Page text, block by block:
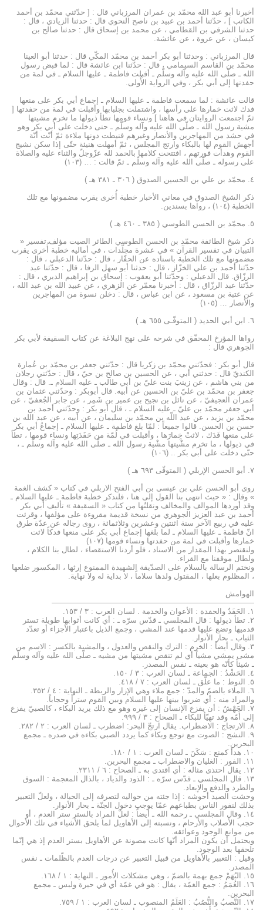
أخبرنا أبو عبد الله محمّد بن عمران المرزباني قال : [ حدّثني محمّد بن أحمد
الكاتب ] ، حدّثنا أحمد بن عبيد بن ناصح النحوي قال : حدثنا الزيادي ، قال :
حدثنا الشرقي بن القطامي ، عن محمد بن إسحاق قال : حدثنا صالح بن
كيسان ، عن عروة ، عن عائشة.
قال المرزباني : وحدثنا أبو بكر أحمد بن محمّد المكّي قال : حدثنا أبو العينا
محمّد بن القاسم السيمامي ، قال : حدّثنا ابن عائشة قال : لما قبض رسول
الله ـ صلّى الله عليه وآله وسلّم ـ أقبلت فاطمة ـ عليها السلام ـ في لمة من
حفدتها إلى أبي بكر ، وفي الرواية الأُولى.
قالت عائشة : لما سمعت فاطمة ـ عليها السلام ـ إجماع أبي بكر على منعها
فدك لاثت خمارها على رأسها ، واشتملت بجلبابها وأقبلت في لمة من حفدتها [
ثمّ اجتمعت الروايتان في هاهنا ] ونساء قومها تطأ ذيولها ما تخرم مشيتها
مشية رسول الله ـ صلّى الله عليه وآله وسلّم ـ حتى دخلت على أبي بكر وهو
في حشد من المهاجرين والأنصار وغيرهم فنيطت دونها ملاءة ثمّ أنّت أنّة
أجهش القوم لها بالبكاء وارتج المجلس ، ثمّ أمهلت هنيئة حتّى إذا سكن نشيج
القوم وهدأت فورتهم ، افتتحت كلامها بالحمد لله عزّوجلّ والثناء عليه والصلاة
على رسوله ـ صلّى الله عليه وآله وسلّم ـ ثمّ قالت : … (۱۰۳)
٤. محمّد بن علي بن الحسين الصدوق ( ۳۰٦ ـ ۳۸۱ هـ )
ذكر الشيخ الصدوق في معاني الأخبار خطبة أُخرى يقرب مضمونها مع تلك
الخطبة (۱۰٤) ، رواها بسندين.
٥. محمّد بن الحسن الطوسي ( ۳۸٥ ـ ٤٦۰ هـ )
ذكر شيخ الطائفة محمّد بن الحسن الطوسي الطائر الصيت مؤلف تفسير «
التبيان في تفسير القرآن » في عشرة مجلّدات ، في أماليه خطبة أُخرى يقرب
مضمونها مع تلك الخطبة باسناده عن الحفّار ، قال : حدّثنا الدعبلي ، قال :
حدّثنا أحمد بن علي الخزّاز ، قال : حدثنا أبو سهل الرفا ، قال : حدّثنا عبد
الرزّاق. قال الدعبلي : وحدّثنا أبو يعقوب : إسحاق بن إبراهيم الديري ، قال :
حدّثنا عبد الرزّاق ، قال : أخبرنا معمّر عن الزهري ، عن عبيد الله بن عبد الله ،
عن عتبة بن مسعود ، عن ابن عباس ، قال : دخلن نسوة من المهاجرين
والأنصار … (۱۰٥)
٦. ابن أبي الحديد ( المتوفّـى ٦٥٥ هـ )
رواها المؤرخ المحقّق في شرحه على نهج البلاغة عن كتاب السقيفة لأبي بكر
الجوهري قال :
قال أبو بكر : فحدّثني محمّد بن زكريا قال : حدّثني جعفر بن محمّد بن عُمارة
الكنديّ قال : حدثني أبي ، عن الحسين بن صالح بن حيّ ، قال : حدّثني رجلان
من بني هاشم ، عن زينبَ بنت عليّ بن أبي طالب ـ عليه السلام ـ. قال : وقال
جعفر بن محمّد بن عليّ بن الحسين عن أبيه. قال أبوبكر : وحدّثني عثمان بن
عمران العجيفيّ ، عن نائل بن نجيح بن عمير بن شَمِر ، عن جابر الجُعفيّ ، عن
أبي جعفر محمّد بن عليّ ـ عليه السلام ـ ، قال أبو بكر : وحدّثني أحمد بن
محمّد بن يزيد ، عن عبد اللّه بن محمّد بن سليمان ، عن أبيه ، عن عبد الله بن
حسن بن الحسن. قالوا جميعاً : لمّا بلغ فاطمة ـ عليها السلام ـ إجماعُ أبي بكر
على منعها فَدَك ، لاثتْ خِمارَها ، وأقبلت في لُمّة من حَفَدَتِها ونساء قومها ، تطأ
في ذيولها ، ما تخرم مشْيتها مشْية رسول الله ـ صلّى الله عليه وآله وسلّم ـ ،
حتّى دخلت على أبي بكر .. (۱۰٦)
۷. أبو الحسن الإربلي ( المتوفّى ٦۹۳ هـ )
روى أبو الحسن علي بن عيسى بن أبي الفتح الاربلي في كتاب « كشف الغمة
» وقال : « حيث انتهى بنا القول إلى هنا ، فلنذكر خطبة فاطمة ـ عليها السلام ـ
وقد أوردها الموالف والمخالف ونقلتُها من كتاب « السقيفة » تأليف أبي بكر
أحمد بن عبد العزيز الجوهري من نسخة قديمة مقروءة على مؤلفها ، وقرئت
عليه في ربيع الآخر سنة اثنتين وعشرين وثلاثمائة ، روى رجاله عن عدّة طرق
انّ فاطمة ـ عليها السلام ـ لما بلغها إجماع أبي بكر على منعها فدكاً لاثت
خمارها وأقبلت في لمة من حفدتها ونساء قومها (۱۰۷)
ولنقتصر بهذا المقدار من الاسناد ، فلو أردنا الاستقصاء ، لطال بنا الكلام ،
ولطال موقفنا مع القراء.
ونختم الرسالة بالسلام على الصدّيقة الشهيدة الممنوع إرثها ، المكسور ضلعها
، المظلوم بعلها ، المقتول ولدها سلاماً ، لا بداية له ولا نهاية.
الهوامش
——————————————————————————–
۱. الحَفَدُ والحفدة : الأعوان والخدمة . لسان العرب : ۳ / ۱٥۳.
۲. تطأ ذيولها : قال المجلسي ـ قدّس سرّه ـ : أي كانت أثوابها طويلة تستر
قدميها وتضع عليها قدمها عند المشي ، وجمع الذيل باعتبار الأجزاء أو تعدّد
الثياب ـ بحار الأنوار.
۳. وقال أيضاً : الخرم : الترك والنقص والعدول ، والمشية بالكسر : الاسم من
مشى يمشي مشياً أي لم تنقص مشيتها من مشيه ـ صلّى الله عليه وآله وسلّم
ـ شيئاً كأنّه هو بعينه ـ نفس المصدر.
٤. الحَشْدُ : الجماعة ـ لسان العرب : ۳ / ۱٥۰.
٥. النوط : ما علّق ـ لسان العرب : ۷ / ٤۱۸.
٦. الملاء بالضمّ والمدّ : جمع ملاء وهي الإزار والربطة ـ النهاية : ٤ / ۳٥۲.
والمراد منه : أي ضربوا بينها عليها السلام وبين القوم ستراً وحجاباً.
۷. الجَهْشُ : أن يفزع الإنسان إلى غيره وهو مع ذلك يريد البكاء ، كالصبيّ يفزع
إلى أُمّه وقد تهيّأ للبكاء ـ الصحاح : ۳ / ۹۹۹.
۸. الارتجاج : الاضطراب. يقال ارتجّ البحر: اضطرب ـ لسان العرب : ۲ / ۲۸۲.
۹. النشج : الصوت مع توجع وبكاء كما يردد الصبي بكاءه في صدره ـ مجمع
البحرين.
۱۰. هدأ كمنع : سَكَنَ ـ لسان العرب : ۱ / ۱۸۰.
۱۱. الفور : الغليان والاضطراب ـ مجمع البحرين.
۱۲. يقال احتذى مثاله : أي اقتدى به ـ الصحاح : ٦ / ۲۳۱۱.
۱۳. قال المجلسي ـ قدّس سرّه ـ : الذود والذياد ، بالذال المعجمة : السوق
والطرد والدفع والإبعاد.
وحشت الصيد أحوشه : إذا جئته من حواليه لتصرفه إلى الحبالة ، ولعلّ التعبير
بذلك لنفور الناس بطباعهم عمّا يوجب دخول الجنّة ـ بحار الأنوار.
۱٤. وقال المجلسي ـ رحمه الله ـ أيضاً : لعلّ المراد بالستر ستر العدم ، أو
حجب الأصلاب والأرحام ، ونسبته إلى الأهاويل لما يلحق الأشياء في تلك الأحوال
من موانع الوجود وعوائقه.
ويحتمل أن يكون المراد أنّها كانت مصونة عن الأهاويل بستر العدم إذ هي إنّما
تلحقها بعد الوجود.
وقيل : التعبير بالأهاويل من قبيل التعبير عن درجات العدم بالظّلمات ـ نفس
المصدر.
۱٥. البُهَمْ جمع بهمة بالضمّ ، وهي مشكلات الأُمور ـ النهاية : ۱ / ۱٦۸.
۱٦. الغُمَمُ : جمع الغمّة ، يقال : هو في غمّة أي في حيرة ولبس ـ مجمع
البحرين.
۱۷. النَّصبُ والنُّصُبُ : العَلَمُ المنصوب ـ لسان العرب : ۱ / ۷٥۹.